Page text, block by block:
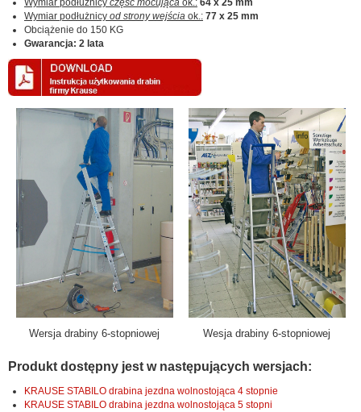
Wymiar podłużnicy część mocująca ok.: 64 x 25 mm
Wymiar podłużnicy od strony wejścia ok.: 77 x 25 mm
Obciążenie do 150 KG
Gwarancja: 2 lata
Wersja drabiny 6-stopniowej Wesja drabiny 6-stopniowej
Produkt dostępny jest w następujących wersjach:
KRAUSE STABILO drabina jezdna wolnostojąca 4 stopnie
KRAUSE STABILO drabina jezdna wolnostojąca 5 stopni